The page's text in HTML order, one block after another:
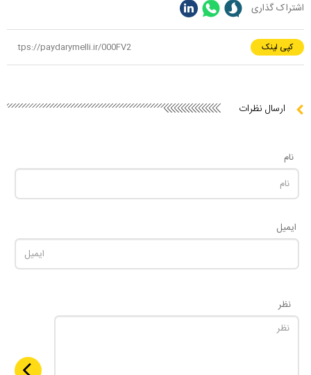
اشتراک گذاری
کپی لینک
ارسال نظرات
نام
ایمیل
نظر